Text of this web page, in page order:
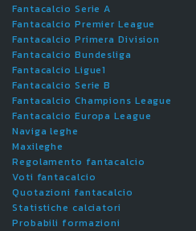
Fantacalcio Serie A
Fantacalcio Premier League
Fantacalcio Primera Division
Fantacalcio Bundesliga
Fantacalcio Ligue1
Fantacalcio Serie B
Fantacalcio Champions League
Fantacalcio Europa League
Naviga leghe
Maxileghe
Regolamento fantacalcio
Voti fantacalcio
Quotazioni fantacalcio
Statistiche calciatori
Probabili formazioni